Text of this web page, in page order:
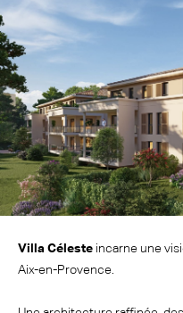
Villa Céleste incarne une
Aix-en-Provence.